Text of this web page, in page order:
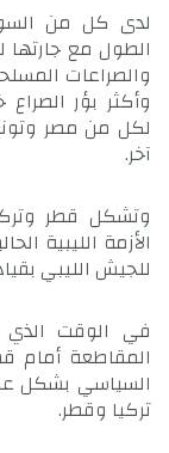
لدى كل من
الطول مع جارتها
والصراعات
وأكثر بؤر
لكل من مصر
آخر.
وتشكل قطر
الأزمة الليبية
للجيش الليبي
في الوقت
المقاطعة أمام
السياسي بشكل
تركيا وقطر.